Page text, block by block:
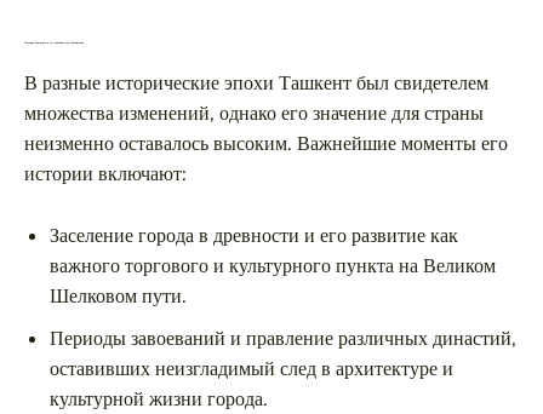
История Ташкента и его значение для Узбекистана
В разные исторические эпохи Ташкент был свидетелем
множества изменений, однако его значение для страны
неизменно оставалось высоким. Важнейшие моменты его
истории включают:
Заселение города в древности и его развитие как
важного торгового и культурного пункта на Великом
Шелковом пути.
Периоды завоеваний и правление различных династий,
оставивших неизгладимый след в архитектуре и
культурной жизни города.